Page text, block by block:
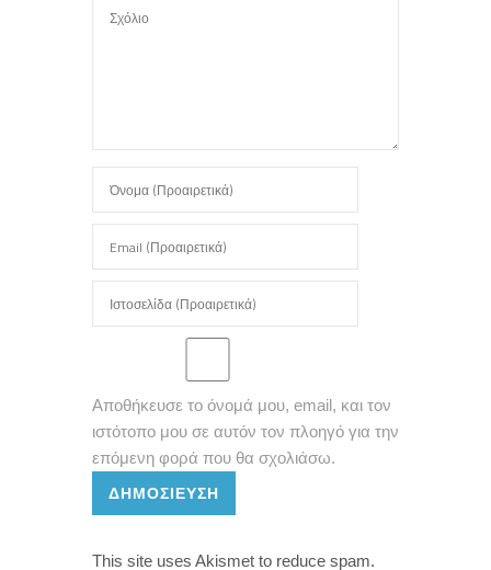
Αποθήκευσε το όνομά μου, email, και τον
ιστότοπο μου σε αυτόν τον πλοηγό για την
επόμενη φορά που θα σχολιάσω.
ΔΗΜΟΣΊΕΥΣΗ
This site uses Akismet to reduce spam.